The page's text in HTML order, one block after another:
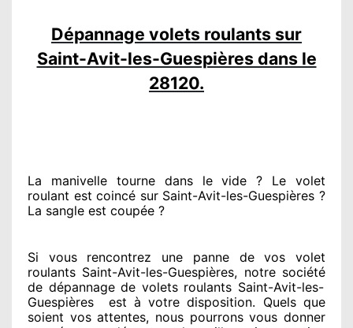
Dépannage volets roulants sur
Saint-Avit-les-Guespières dans le
28120.
La manivelle tourne dans le vide ? Le volet
roulant est coincé sur Saint-Avit-les-Guespières ?
La sangle est coupée ?
Si vous rencontrez une panne de vos volet
roulants Saint-Avit-les-Guespières, notre société
de dépannage de volets roulants Saint-Avit-les-
Guespières
est à votre disposition. Quels que
soient vos attentes, nous pourrons vous donner